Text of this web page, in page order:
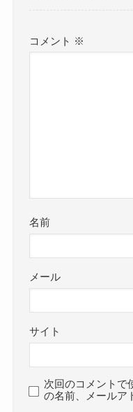
コメント ※
名前
メール
サイト
次回のコメントで
の名前、メールア